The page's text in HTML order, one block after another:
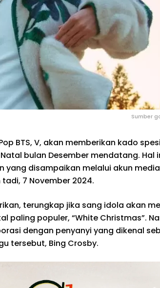
Sumber
BTS, V, akan memberikan kado
bulan Desember mendatang. Hal
yang disampaikan melalui akun
7 November 2024.
terungkap jika sang idola akan
paling populer, “White Christmas”.
dengan penyanyi yang dikenal
tersebut, Bing Crosby.